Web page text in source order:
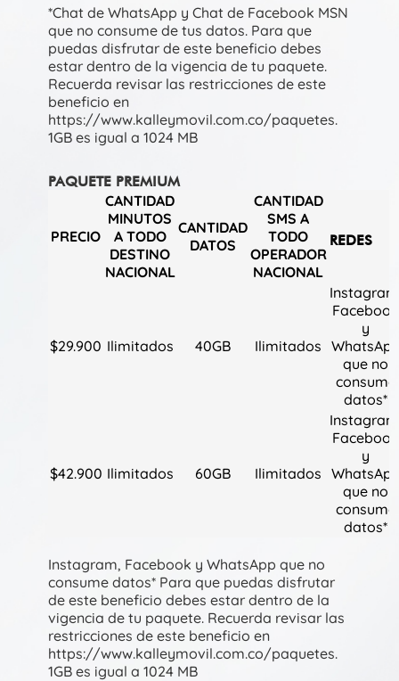
*Chat de WhatsApp y Chat de Facebook MSN
que no consume de tus datos. Para que
puedas disfrutar de este beneficio debes
estar dentro de la vigencia de tu paquete.
Recuerda revisar las restricciones de este
beneficio en
https://www.kalleymovil.com.co/paquetes.
1GB es igual a 1024 MB
PAQUETE PREMIUM
PRECIO
CANTIDAD
MINUTOS
A TODO
DESTINO
NACIONAL
CANTIDAD
DATOS
CANTIDAD
SMS A
TODO
OPERADOR
NACIONAL
REDES
$29.900 Ilimitados 40GB Ilimitados
Facebook
y
que no
consume
datos*
$42.900 Ilimitados 60GB Ilimitados
Facebook
y
que no
consume
datos*
Instagram, Facebook y WhatsApp que no
consume datos* Para que puedas disfrutar
de este beneficio debes estar dentro de la
vigencia de tu paquete. Recuerda revisar las
restricciones de este beneficio en
https://www.kalleymovil.com.co/paquetes.
1GB es igual a 1024 MB